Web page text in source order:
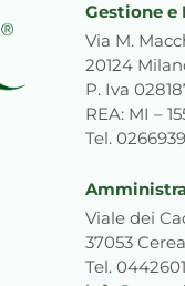
Gestione e
Via M.
20124
P. Iva
REA: MI –
Tel.
Viale dei
37053
Tel.